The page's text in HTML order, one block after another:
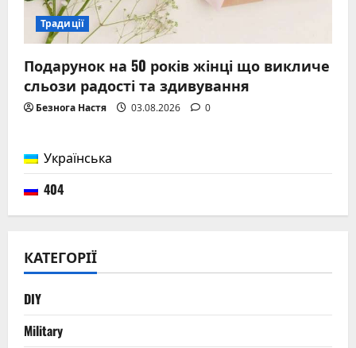
Традиції
Подарунок на 50 років жінці що викличе
сльози радості та здивування
Безнога Настя 03.08.2026 0
Українська
404
КАТЕГОРІЇ
DIY
Military